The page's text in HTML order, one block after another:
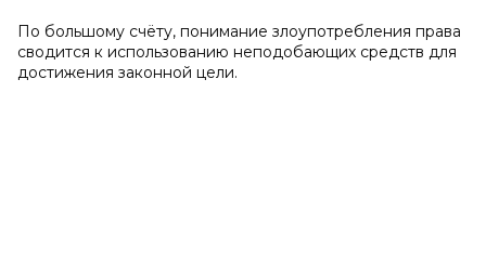
По большому счёту, понимание злоупотребления права
сводится к использованию неподобающих средств для
достижения законной цели.